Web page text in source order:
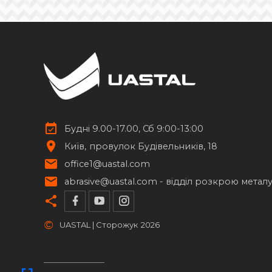
Будні 9.00-17.00, Сб 9:00-13:00
Київ
провулок Будівельників, 18
office1@uastal.com
abrasive@uastal.com - відділ розкрою металу
© UASTAL | Сторожук 2026